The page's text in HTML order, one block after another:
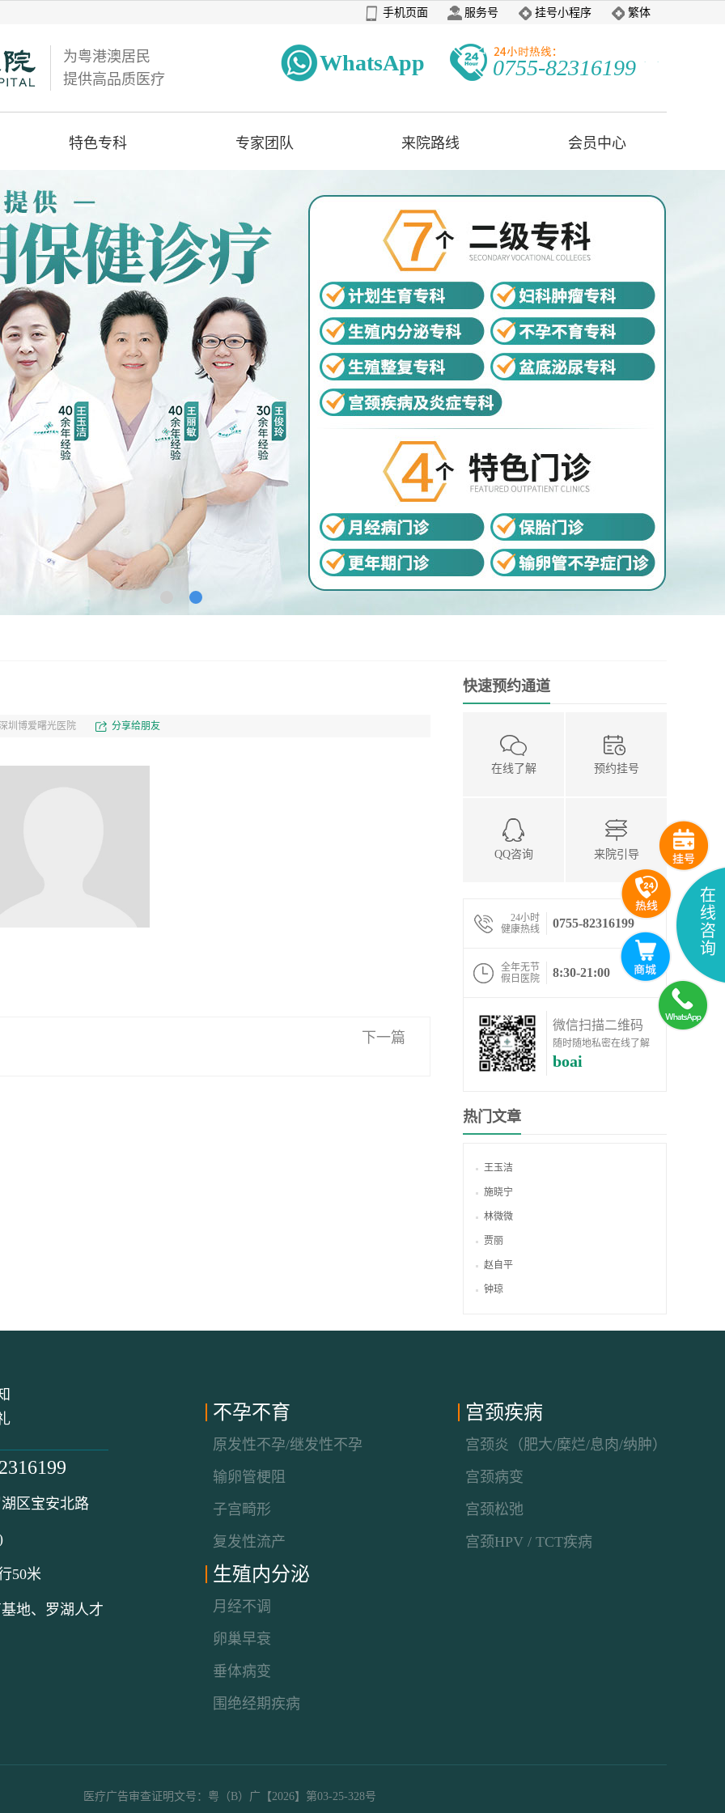
手机页面 服务号 挂号小程序 繁体
为粤港澳居民
提供高品质医疗
0755-82316199
WhatsApp
特色专科 专家团队 来院路线 会员中心
圳博爱曙光医院 分享给朋友
下一篇
快速预约通道
在线了解 预约挂号
QQ咨询 来院引导
24小时
健康热线
0755-82316199
全年无节
假日医院
8:30-21:00
微信扫描二维码
随时随地私密在线了解
boai
热门文章
王玉洁
施晓宁
林微微
贾丽
赵自平
钟琼
区宝安北路
50米
地、罗湖人才
不孕不育
原发性不孕/继发性不孕
输卵管梗阻
子宫畸形
复发性流产
宫颈疾病
宫颈炎（肥大/糜烂/息肉/纳肿）
宫颈病变
宫颈松弛
宫颈HPV / TCT疾病
生殖内分泌
月经不调
卵巢早衰
垂体病变
围绝经期疾病
医疗广告审查证明文号：粤（B）广【2026】第03-25-328号
在
线
咨
询